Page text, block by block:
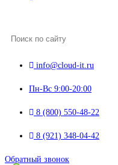
info@cloud-it.ru
Пн-Вс 9:00-20:00
8 (800) 550-48-22
8 (921) 348-04-42
Обратный звонок